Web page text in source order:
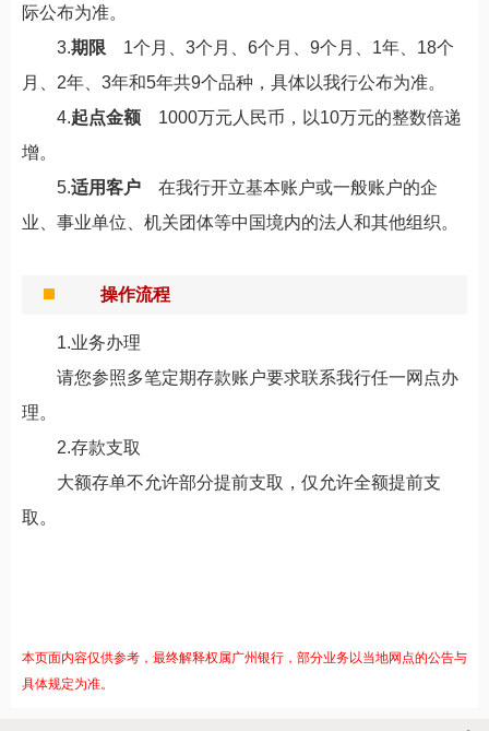
际公布为准。
3.期限
1个月、3个月、6个月、9个月、1年、18个
月、2年、3年和5年共9个品种，具体以我行公布为准。
4.起点金额
1000万元人民币，以10万元的整数倍递
增。
5.适用客户
在我行开立基本账户或一般账户的企
业、事业单位、机关团体等中国境内的法人和其他组织。
操作流程
1.业务办理
请您参照多笔定期存款账户要求联系我行任一网点办
理。
2.存款支取
大额存单不允许部分提前支取，仅允许全额提前支
取。
本页面内容仅供参考，最终解释权属广州银行，部分业务以当地网点的公告与
具体规定为准。